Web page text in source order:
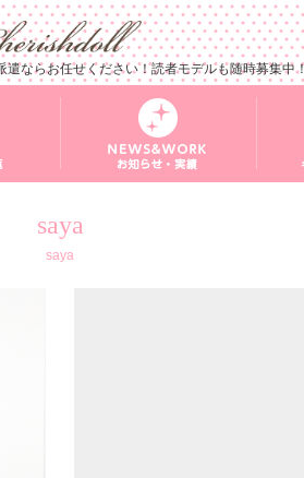
遣ならお任せください！読者モデルも随時募集中
saya
saya